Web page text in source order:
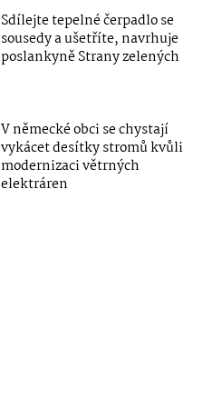
Sdílejte tepelné čerpadlo se
sousedy a ušetříte, navrhuje
poslankyně Strany zelených
V německé obci se chystají
vykácet desítky stromů kvůli
modernizaci větrných
elektráren